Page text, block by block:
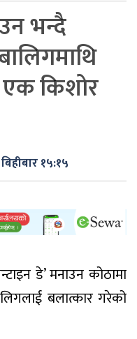
भन्दै
किशोर
१५:१५
डे’ मनाउन कोठामा
बलात्कार गरेको